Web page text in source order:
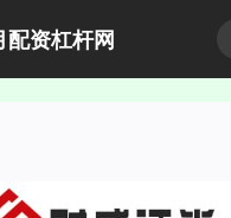
配资杠杆网